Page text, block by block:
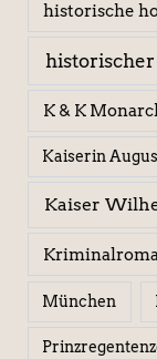
historische
K & K
Kaiserin
Kaiser
München